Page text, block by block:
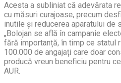
Acesta a subliniat că adevărata
cu măsuri curajoase, precum
inutile și reducerea aparatului de
„Bolojan se află în campanie
fără importanță, în timp ce statul
100.000 de angajați care doar
producă vreun beneficiu pentru
AUR.